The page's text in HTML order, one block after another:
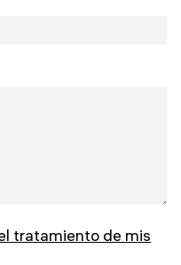
tratamiento de mis